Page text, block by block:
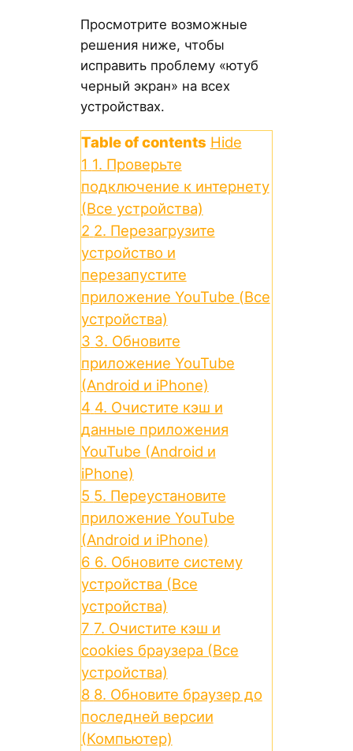
Просмотрите возможные
решения ниже, чтобы
исправить проблему «ютуб
черный экран» на всех
устройствах.
Table of contents Hide
1 1. Проверьте
подключение к интернету
(Все устройства)
2 2. Перезагрузите
устройство и
перезапустите
приложение YouTube (Все
устройства)
3 3. Обновите
приложение YouTube
(Android и iPhone)
4 4. Очистите кэш и
данные приложения
YouTube (Android и
iPhone)
5 5. Переустановите
приложение YouTube
(Android и iPhone)
6 6. Обновите систему
устройства (Все
устройства)
7 7. Очистите кэш и
cookies браузера (Все
устройства)
8 8. Обновите браузер до
последней версии
(Компьютер)